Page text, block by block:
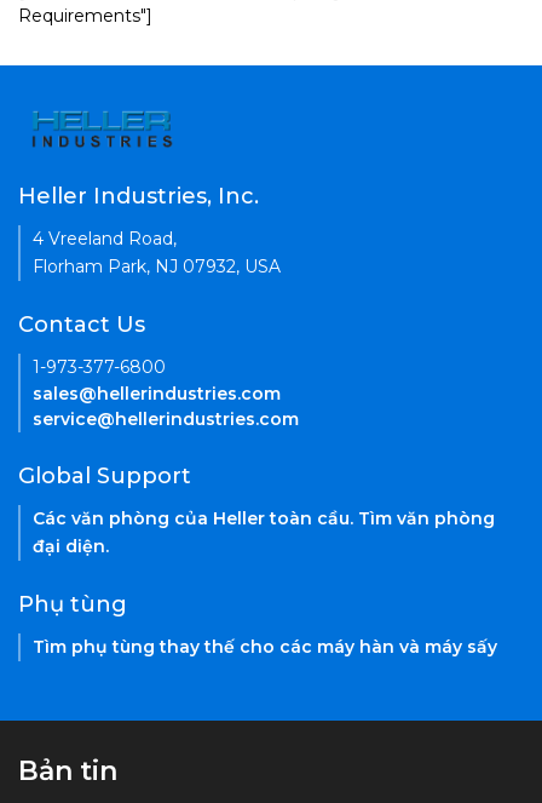
Requirements"]
Heller Industries, Inc.
4 Vreeland Road,
Florham Park, NJ 07932, USA
Contact Us
1-973-377-6800
sales@hellerindustries.com
service@hellerindustries.com
Global Support
Các văn phòng của Heller toàn cầu. Tìm văn phòng
đại diện.
Phụ tùng
Tìm phụ tùng thay thế cho các máy hàn và máy sấy
Bản tin